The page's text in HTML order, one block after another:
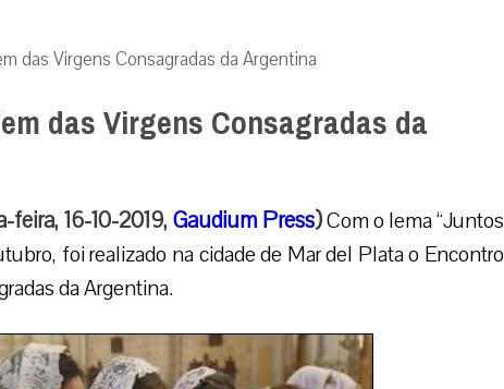
das Virgens Consagradas da Argentina
das Virgens Consagradas da
16-10-2019, Gaudium Press)Com o lema “Juntos
foi realizado na cidade de Mar del Plata o Encontro
da Argentina.